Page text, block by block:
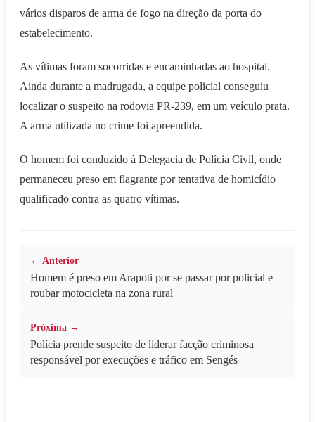
vários disparos de arma de fogo na direção da porta do
estabelecimento.
As vítimas foram socorridas e encaminhadas ao hospital.
Ainda durante a madrugada, a equipe policial conseguiu
localizar o suspeito na rodovia PR-239, em um veículo prata.
A arma utilizada no crime foi apreendida.
O homem foi conduzido à Delegacia de Polícia Civil, onde
permaneceu preso em flagrante por tentativa de homicídio
qualificado contra as quatro vítimas.
← Anterior
Homem é preso em Arapoti por se passar por policial e
roubar motocicleta na zona rural
Próxima →
Polícia prende suspeito de liderar facção criminosa
responsável por execuções e tráfico em Sengés